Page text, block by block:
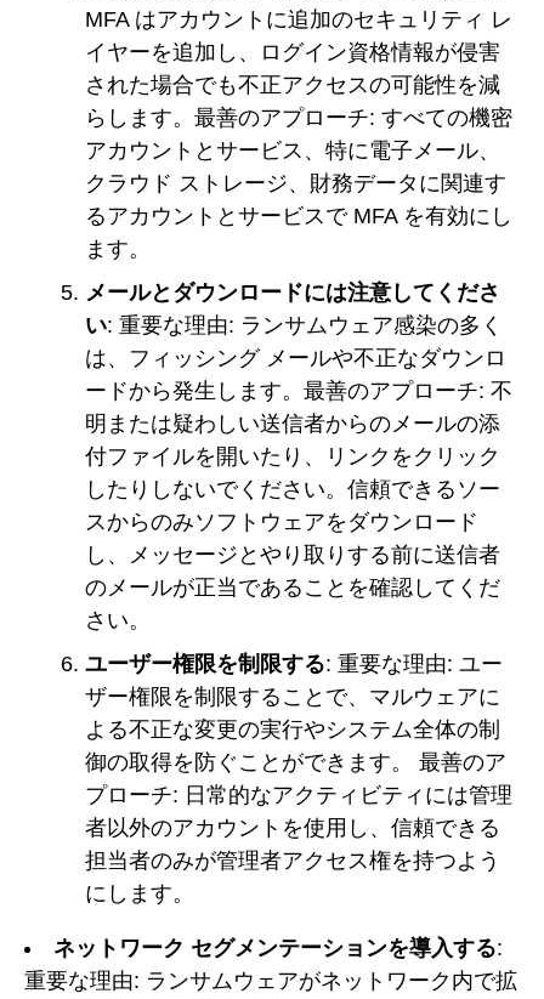
MFA はアカウントに追加のセキュリティ レ
イヤーを追加し、ログイン資格情報が侵害
された場合でも不正アクセスの可能性を減
らします。最善のアプローチ: すべての機密
アカウントとサービス、特に電子メール、
クラウド ストレージ、財務データに関連す
るアカウントとサービスで MFA を有効にし
ます。
メールとダウンロードには注意してくださ
い: 重要な理由: ランサムウェア感染の多く
は、フィッシング メールや不正なダウンロ
ードから発生します。最善のアプローチ: 不
明または疑わしい送信者からのメールの添
付ファイルを開いたり、リンクをクリック
したりしないでください。信頼できるソー
スからのみソフトウェアをダウンロード
し、メッセージとやり取りする前に送信者
のメールが正当であることを確認してくだ
さい。
ユーザー権限を制限する: 重要な理由: ユー
ザー権限を制限することで、マルウェアに
よる不正な変更の実行やシステム全体の制
御の取得を防ぐことができます。 最善のア
プローチ: 日常的なアクティビティには管理
者以外のアカウントを使用し、信頼できる
担当者のみが管理者アクセス権を持つよう
にします。
ネットワーク セグメンテーションを導入する:
重要な理由: ランサムウェアがネットワーク内で拡